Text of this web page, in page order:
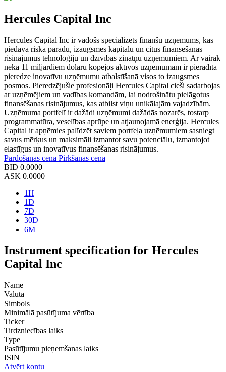
Hercules Capital Inc
Hercules Capital Inc ir vadošs specializēts finanšu uzņēmums, kas
piedāvā riska parādu, izaugsmes kapitālu un citus finansēšanas
risinājumus tehnoloģiju un dzīvības zinātņu uzņēmumiem. Ar vairāk
nekā 11 miljardiem dolāru kopējos aktīvos uzņēmumam ir pierādīta
pieredze inovatīvu uzņēmumu atbalstīšanā visos to izaugsmes
posmos. Pieredzējušie profesionāļi Hercules Capital cieši sadarbojas
ar uzņēmējiem un vadības komandām, lai nodrošinātu pielāgotus
finansēšanas risinājumus, kas atbilst viņu unikālajām vajadzībām.
Uzņēmuma portfelī ir dažādi uzņēmumi dažādās nozarēs, tostarp
programmatūra, veselības aprūpe un atjaunojamā enerģija. Hercules
Capital ir apņēmies palīdzēt saviem portfeļa uzņēmumiem sasniegt
savus mērķus un maksimāli izmantot savu potenciālu, izmantojot
elastīgus un inovatīvus finansēšanas risinājumus.
Pārdošanas cena Pirkšanas cena
BID 0.0000
ASK 0.0000
1H
1D
7D
30D
6M
Instrument specification for Hercules
Capital Inc
Name
Valūta
Simbols
Minimālā pasūtījuma vērtība
Ticker
Tirdzniecības laiks
Type
Pasūtījumu pieņemšanas laiks
ISIN
Atvērt kontu